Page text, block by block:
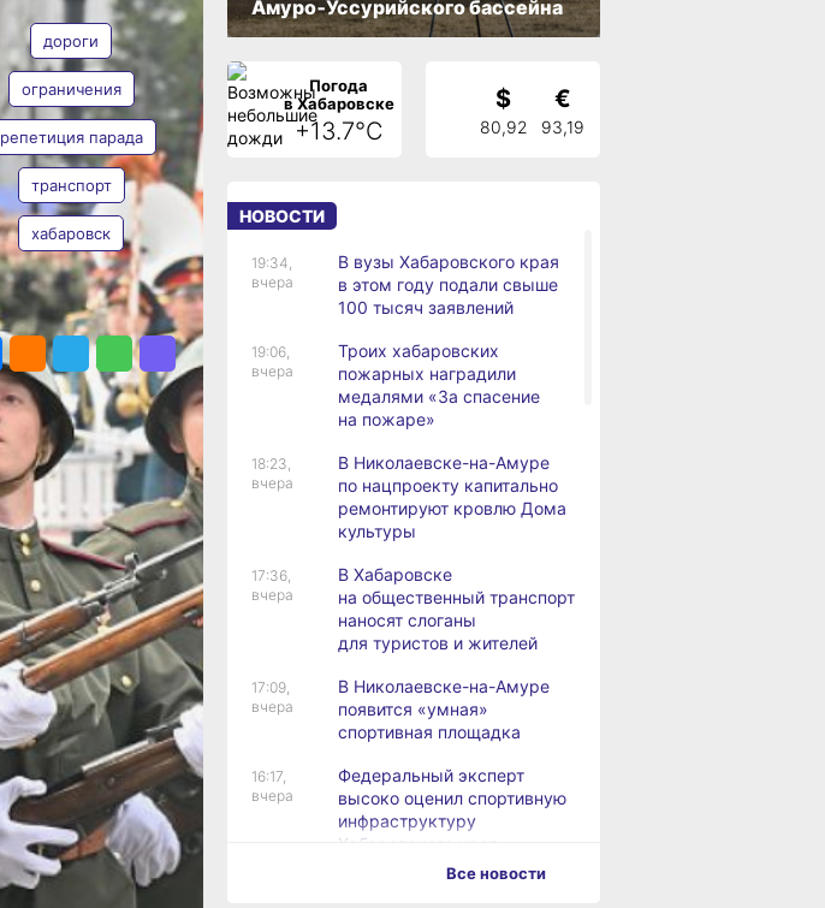
дороги
ограничения
репетиция парада
транспорт
хабаровск
ПОДЕЛИТЬСЯ
Амуро‑Уссурийского бассейна
Погода
в Хабаровске
+13.7°C
$
80,92
€
93,19
НОВОСТИ
19:34,
вчера
В вузы Хабаровского края
в этом году подали свыше
100 тысяч заявлений
19:06,
вчера
Троих хабаровских
пожарных наградили
медалями «За спасение
на пожаре»
18:23,
вчера
В Николаевске-на-Амуре
по нацпроекту капитально
ремонтируют кровлю Дома
культуры
17:36,
вчера
В Хабаровске
на общественный транспорт
наносят слоганы
для туристов и жителей
17:09,
вчера
В Николаевске-на-Амуре
появится «умная»
спортивная площадка
16:17,
вчера
Федеральный эксперт
высоко оценил спортивную
инфраструктуру
Хабаровского края
Все новости